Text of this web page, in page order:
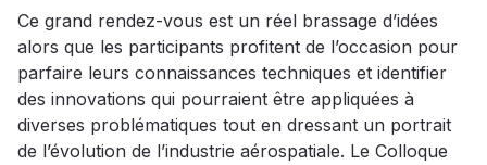
Ce grand rendez-vous est un réel brassage d’idées
alors que les participants profitent de l’occasion pour
parfaire leurs connaissances techniques et identifier
des innovations qui pourraient être appliquées à
diverses problématiques tout en dressant un portrait
de l’évolution de l’industrie aérospatiale. Le Colloque